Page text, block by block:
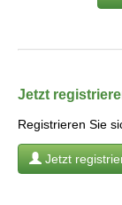
Jetzt
Registrieren Sie
Jetzt